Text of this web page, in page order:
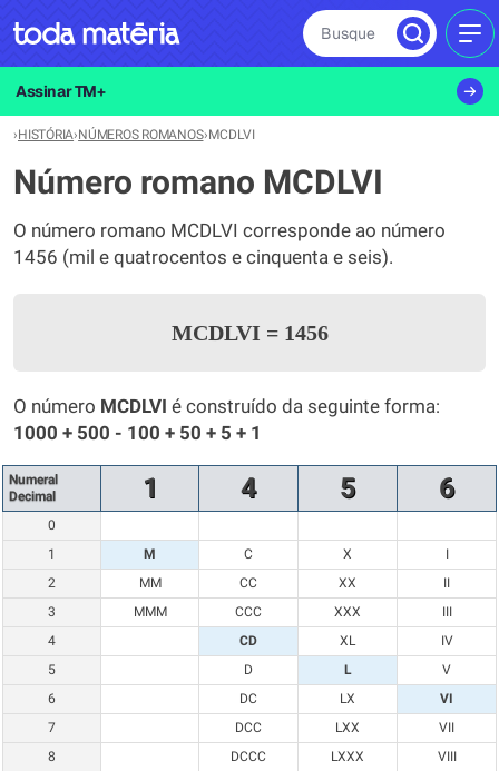
Busque
Assinar TM+
›HISTÓRIA›NÚMEROS ROMANOS›MCDLVI
Número romano MCDLVI
O número romano MCDLVI corresponde ao número
1456 (mil e quatrocentos e cinquenta e seis).
MCDLVI =1456
O número MCDLVI é construído da seguinte forma:
1000 + 500 - 100 + 50 + 5 + 1
Numeral
Decimal
1 4 5 6
0
1
M C X
I
2
MM CC XX
II
3
MMM CCC XXX
III
4
CD XL
IV
5
D L
V
6
DC LX
VI
7
DCC LXX
VII
8
DCCC LXXX
VIII